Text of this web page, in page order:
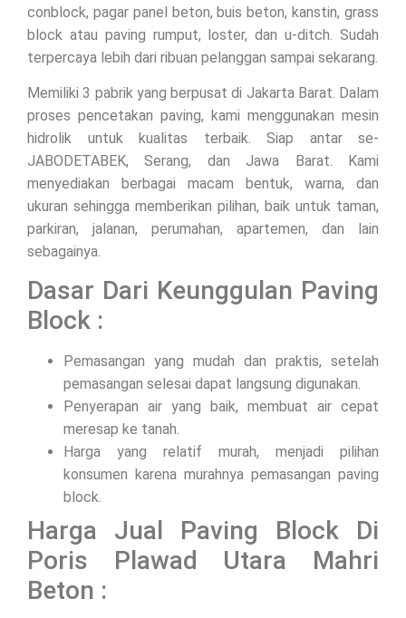
conblock, pagar panel beton, buis beton, kanstin, grass
block atau paving rumput, loster, dan u-ditch. Sudah
terpercaya lebih dari ribuan pelanggan sampai sekarang.
Memiliki 3 pabrik yang berpusat di Jakarta Barat. Dalam
proses pencetakan paving, kami menggunakan mesin
hidrolik untuk kualitas terbaik. Siap antar se-
JABODETABEK, Serang, dan Jawa Barat. Kami
menyediakan berbagai macam bentuk, warna, dan
ukuran sehingga memberikan pilihan, baik untuk taman,
parkiran, jalanan, perumahan, apartemen, dan lain
sebagainya.
Dasar Dari Keunggulan Paving
Block :
Pemasangan yang mudah dan praktis, setelah
pemasangan selesai dapat langsung digunakan.
Penyerapan air yang baik, membuat air cepat
meresap ke tanah.
Harga yang relatif murah, menjadi pilihan
konsumen karena murahnya pemasangan paving
block.
Harga Jual Paving Block Di
Poris Plawad Utara Mahri
Beton :